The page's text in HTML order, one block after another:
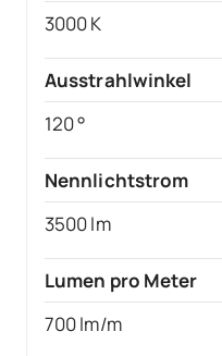
3000 K
Ausstrahlwinkel
120 °
Nennlichtstrom
3500 lm
Lumen pro Meter
700 lm/m